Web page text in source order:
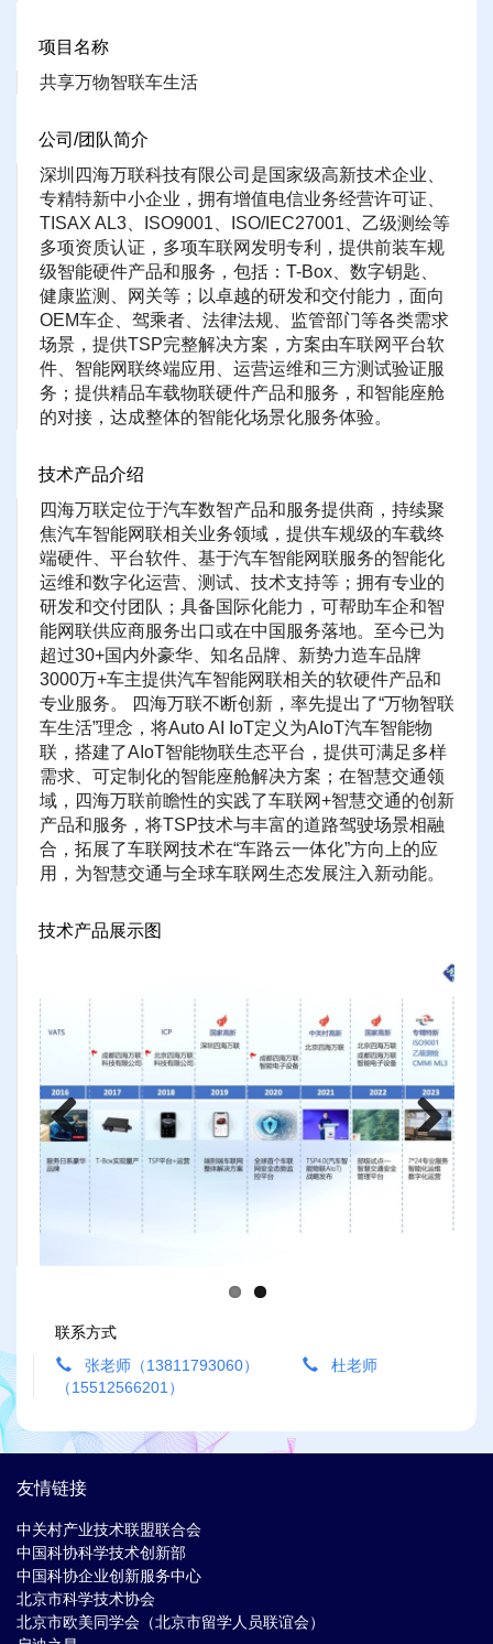
项目名称
共享万物智联车生活
公司/团队简介
深圳四海万联科技有限公司是国家级高新技术企业、
专精特新中小企业，拥有增值电信业务经营许可证、
TISAX AL3、ISO9001、ISO/IEC27001、乙级测绘等
多项资质认证，多项车联网发明专利，提供前装车规
级智能硬件产品和服务，包括：T-Box、数字钥匙、
健康监测、网关等；以卓越的研发和交付能力，面向
OEM车企、驾乘者、法律法规、监管部门等各类需求
场景，提供TSP完整解决方案，方案由车联网平台软
件、智能网联终端应用、运营运维和三方测试验证服
务；提供精品车载物联硬件产品和服务，和智能座舱
的对接，达成整体的智能化场景化服务体验。
技术产品介绍
四海万联定位于汽车数智产品和服务提供商，持续聚
焦汽车智能网联相关业务领域，提供车规级的车载终
端硬件、平台软件、基于汽车智能网联服务的智能化
运维和数字化运营、测试、技术支持等；拥有专业的
研发和交付团队；具备国际化能力，可帮助车企和智
能网联供应商服务出口或在中国服务落地。至今已为
超过30+国内外豪华、知名品牌、新势力造车品牌
3000万+车主提供汽车智能网联相关的软硬件产品和
专业服务。 四海万联不断创新，率先提出了“万物智联
车生活”理念，将Auto AI IoT定义为AIoT汽车智能物
联，搭建了AIoT智能物联生态平台，提供可满足多样
需求、可定制化的智能座舱解决方案；在智慧交通领
域，四海万联前瞻性的实践了车联网+智慧交通的创新
产品和服务，将TSP技术与丰富的道路驾驶场景相融
合，拓展了车联网技术在“车路云一体化”方向上的应
用，为智慧交通与全球车联网生态发展注入新动能。
技术产品展示图
Previous Next
联系方式
张老师（13811793060）
杜老师
（15512566201）
友情链接
中关村产业技术联盟联合会
中国科协科学技术创新部
中国科协企业创新服务中心
北京市科学技术协会
北京市欧美同学会（北京市留学人员联谊会）